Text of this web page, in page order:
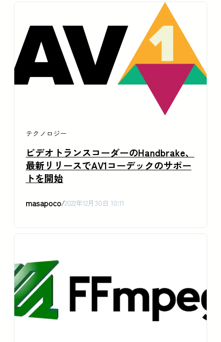
テクノロジー
ビデオトランスコーダーのHandbrake、
最新リリースでAV1コーデックのサポー
トを開始
masapoco/2022年12月30日 10:11